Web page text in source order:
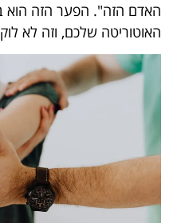
האדם הזה". הפער הזה הוא
האוטוריטה שלכם, וזה לא